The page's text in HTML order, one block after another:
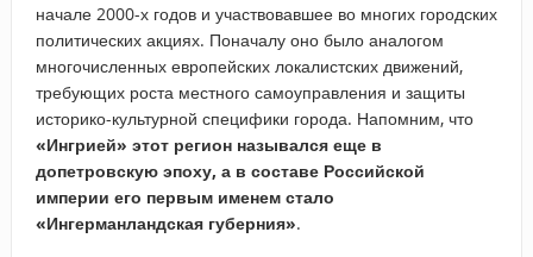
начале 2000-х годов и участвовавшее во многих городских
политических акциях. Поначалу оно было аналогом
многочисленных европейских локалистских движений,
требующих роста местного самоуправления и защиты
историко-культурной специфики города. Напомним, что
«Ингрией» этот регион назывался еще в
допетровскую эпоху, а в составе Российской
империи его первым именем стало
«Ингерманландская губерния».